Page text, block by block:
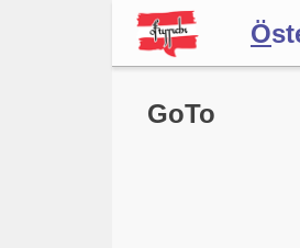
Ö
Wörterbuch
GoTo